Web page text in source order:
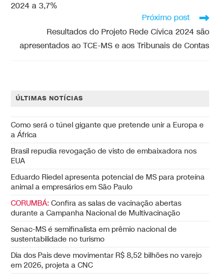
2024 a 3,7%
Próximo post
Resultados do Projeto Rede Cívica 2024 são
apresentados ao TCE-MS e aos Tribunais de Contas
ÚLTIMAS NOTÍCIAS
Como será o túnel gigante que pretende unir a Europa e
a África
Brasil repudia revogação de visto de embaixadora nos
EUA
Eduardo Riedel apresenta potencial de MS para proteína
animal a empresários em São Paulo
CORUMBÁ: Confira as salas de vacinação abertas
durante a Campanha Nacional de Multivacinação
Senac-MS é semifinalista em prêmio nacional de
sustentabilidade no turismo
Dia dos Pais deve movimentar R$ 8,52 bilhões no varejo
em 2026, projeta a CNC